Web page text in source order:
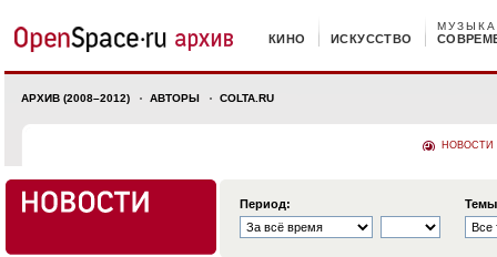
КИНО ИСКУССТВО
МУЗЫКА
АРХИВ (2008–2012) АВТОРЫ COLTA.RU
НОВОСТИ
Период: